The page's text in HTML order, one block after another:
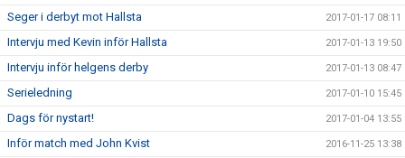
Seger i derbyt mot Hallsta 2017-01-17 08:11
Intervju med Kevin inför Hallsta 2017-01-13 19:50
Intervju inför helgens derby 2017-01-13 08:47
Serieledning 2017-01-10 15:45
Dags för nystart! 2017-01-04 13:55
Inför match med John Kvist 2016-11-25 13:38